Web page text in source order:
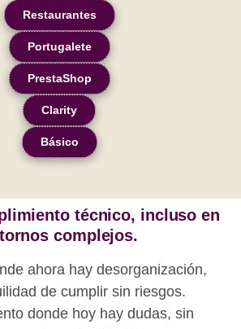
Restaurantes
Portugalete
PrestaShop
Clarity
Básico
técnico, incluso en
complejos.
ahora hay desorganización,
de cumplir sin riesgos.
donde hoy hay dudas, sin